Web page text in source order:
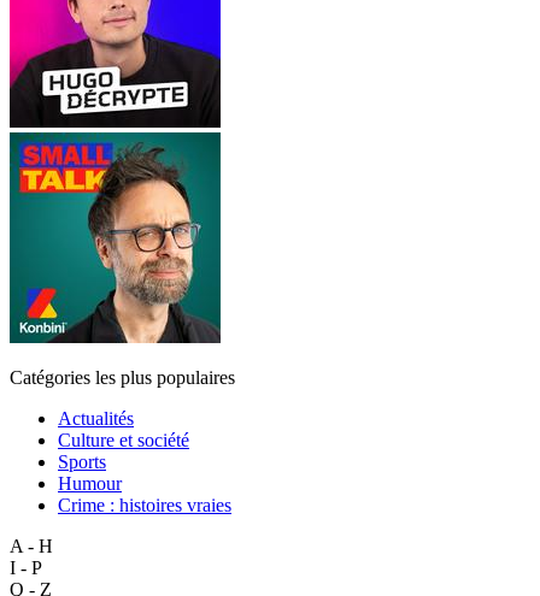
Catégories les plus populaires
Actualités
Culture et société
Sports
Humour
Crime : histoires vraies
A - H
I - P
Q - Z